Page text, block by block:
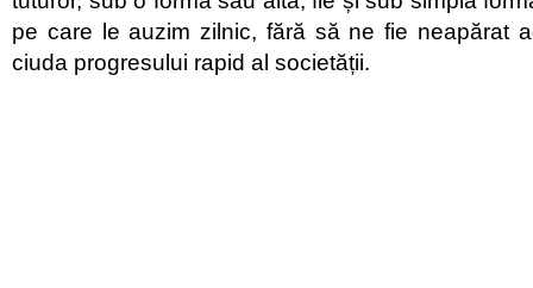
pe care le auzim zilnic, fără să ne fie neapărat
ciuda progresului rapid al societății.